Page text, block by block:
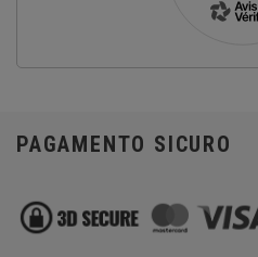
PAGAMENTO SICURO